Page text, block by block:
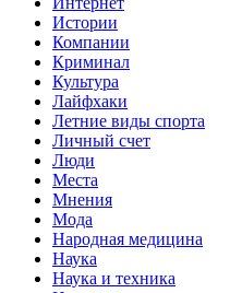
Истории
Компании
Криминал
Культура
Лайфхаки
Летние виды спорта
Личный счет
Люди
Места
Мнения
Мода
Народная медицина
Наука
Наука и техника